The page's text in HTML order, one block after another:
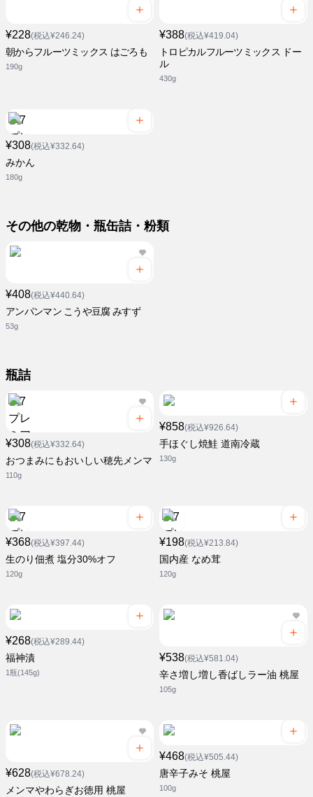
¥228(税込¥246.24)
朝からフルーツミックス はごろも
190g
¥388(税込¥419.04)
トロピカルフルーツミックス ドー
ル
430g
¥308(税込¥332.64)
みかん
180g
その他の乾物・瓶缶詰・粉類
¥408(税込¥440.64)
アンパンマン こうや豆腐 みすず
53g
瓶詰
¥308(税込¥332.64)
おつまみにもおいしい穂先メンマ
110g
¥858(税込¥926.64)
手ほぐし焼鮭 道南冷蔵
130g
¥368(税込¥397.44)
生のり佃煮 塩分30%オフ
120g
¥198(税込¥213.84)
国内産 なめ茸
120g
¥268(税込¥289.44)
福神漬
1瓶(145g)
¥538(税込¥581.04)
辛さ増し増し香ばしラー油 桃屋
105g
¥628(税込¥678.24)
メンマやわらぎお徳用 桃屋
¥468(税込¥505.44)
唐辛子みそ 桃屋
100g